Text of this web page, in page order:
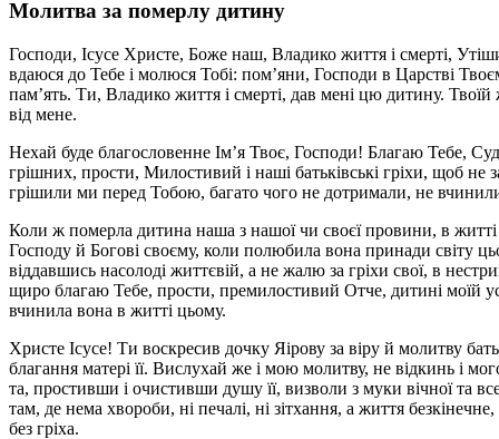
Молитва за померлу дитину
Господи, Ісусе Христе, Боже наш, Владико життя і смерті,
вдаюся до Тебе і молюся Тобі: пом’яни, Господи в Царстві
пам’ять. Ти, Владико життя і смерті, дав мені цю дитину. Твоїй
від мене.
Нехай буде благословенне Ім’я Твоє, Господи! Благаю Тебе,
грішних, прости, Милостивий і наші батьківські гріхи, щоб
грішили ми перед Тобою, багато чого не дотримали, не
Коли ж померла дитина наша з нашої чи своєї провини, в житті
Господу й Богові своєму, коли полюбила вона принади світу
віддавшись насолоді життєвій, а не жалю за гріхи свої, в
щиро благаю Тебе, прости, премилостивий Отче, дитині моїй
вчинила вона в житті цьому.
Христе Ісусе! Ти воскресив дочку Яірову за віру й молитву
благання матері її. Вислухай же і мою молитву, не відкинь і
та, простивши і очистивши душу її, визволи з муки вічної та
там, де нема хвороби, ні печалі, ні зітхання, а життя
без гріха.